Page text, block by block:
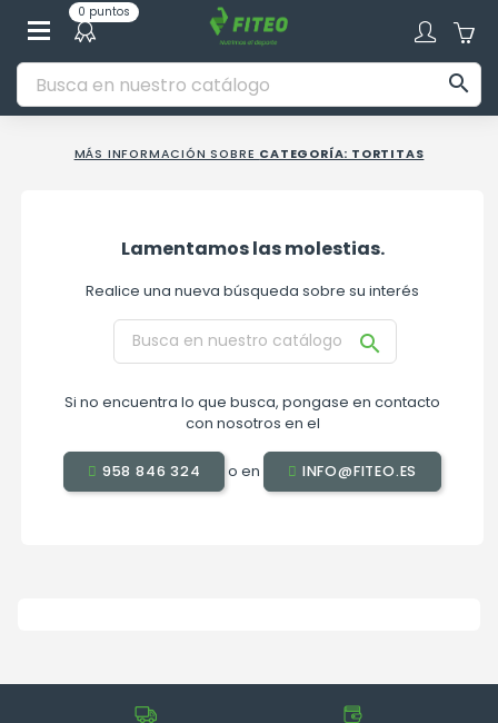
0 puntos

MÁS INFORMACIÓN SOBRE CATEGORÍA: TORTITAS
Lamentamos las molestias.
Realice una nueva búsqueda sobre su interés

Si no encuentra lo que busca, pongase en contacto
con nosotros en el
958 846 324 o en INFO@FITEO.ES